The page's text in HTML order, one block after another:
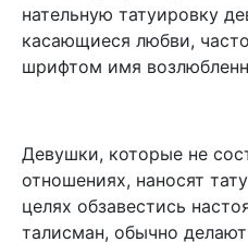
нательную татуировку
касающиеся любви,
шрифтом имя
Девушки, которые не
отношениях, наносят
целях обзавестись
талисман, обычно